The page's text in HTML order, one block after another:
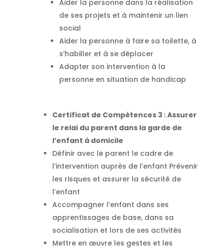
Aider la personne dans la réalisation
de ses projets et à maintenir un lien
social
Aider la personne à faire sa toilette, à
s’habiller et à se déplacer
Adapter son intervention à la
personne en situation de handicap
Certificat de Compétences 3 : Assurer
le relai du parent dans la garde de
l’enfant à domicile
Définir avec le parent le cadre de
l’intervention auprès de l’enfant Prévenir
les risques et assurer la sécurité de
l’enfant
Accompagner l’enfant dans ses
apprentissages de base, dans sa
socialisation et lors de ses activités
Mettre en œuvre les gestes et les